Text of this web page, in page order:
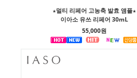
★멀티 리페어 고농축 발효 앰플★
이아소 유쓰 리페어 30mL
55,000원